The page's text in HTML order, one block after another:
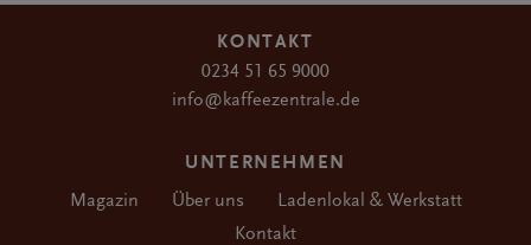
KONTAKT
0234 51 65 9000
info@kaffeezentrale.de
UNTERNEHMEN
Magazin
Über uns
Ladenlokal & Werkstatt
Kontakt